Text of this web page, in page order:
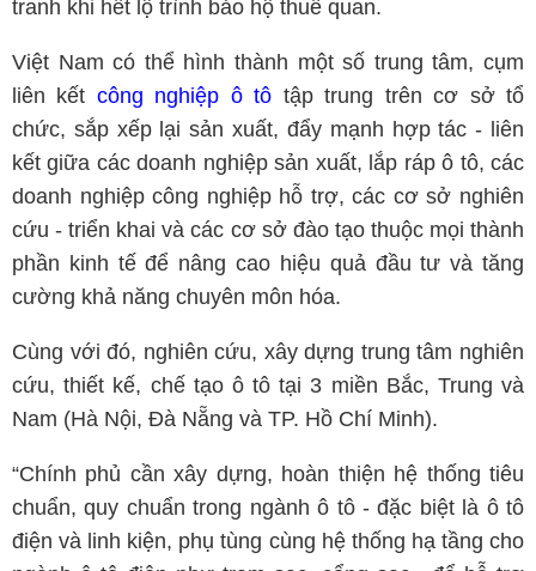
tranh khi hết lộ trình bảo hộ thuế quan.
Việt Nam có thể hình thành một số trung tâm, cụm
liên kết công nghiệp ô tô tập trung trên cơ sở tổ
chức, sắp xếp lại sản xuất, đẩy mạnh hợp tác - liên
kết giữa các doanh nghiệp sản xuất, lắp ráp ô tô, các
doanh nghiệp công nghiệp hỗ trợ, các cơ sở nghiên
cứu - triển khai và các cơ sở đào tạo thuộc mọi thành
phần kinh tế để nâng cao hiệu quả đầu tư và tăng
cường khả năng chuyên môn hóa.
Cùng với đó, nghiên cứu, xây dựng trung tâm nghiên
cứu, thiết kế, chế tạo ô tô tại 3 miền Bắc, Trung và
Nam (Hà Nội, Đà Nẵng và TP. Hồ Chí Minh).
“Chính phủ cần xây dựng, hoàn thiện hệ thống tiêu
chuẩn, quy chuẩn trong ngành ô tô - đặc biệt là ô tô
điện và linh kiện, phụ tùng cùng hệ thống hạ tầng cho